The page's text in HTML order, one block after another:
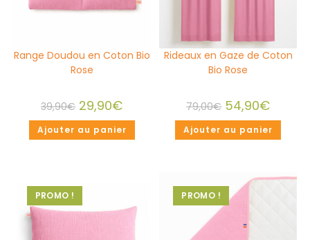
Range Doudou en Coton Bio
Rose
39,90€ 29,90€
Ajouter au panier
Rideaux en Gaze de Coton
Bio Rose
79,00€ 54,90€
Ajouter au panier
PROMO ! PROMO !